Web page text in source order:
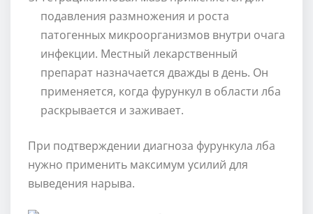
подавления размножения и роста
патогенных микроорганизмов внутри очага
инфекции. Местный лекарственный
препарат назначается дважды в день. Он
применяется, когда фурункул в области лба
раскрывается и заживает.
При подтверждении диагноза фурункула лба
нужно применить максимум усилий для
выведения нарыва.